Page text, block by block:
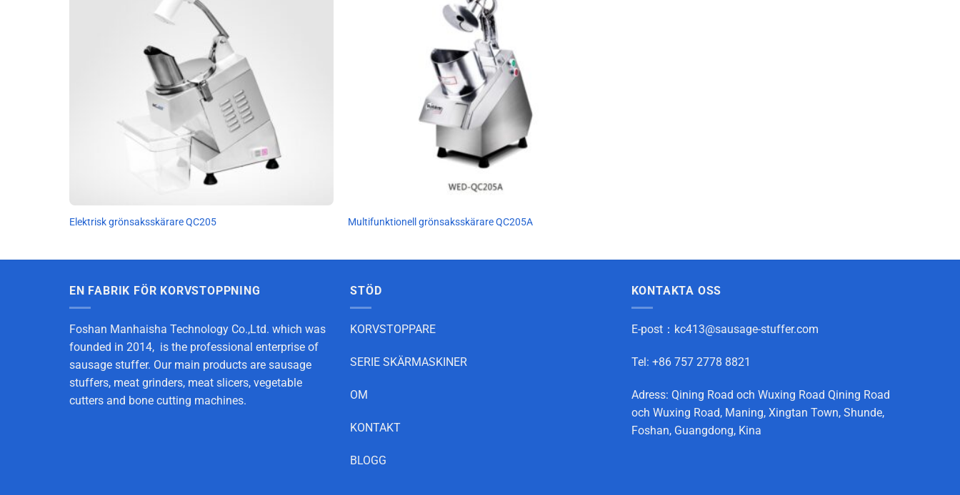
Elektrisk grönsaksskärare QC205 Multifunktionell grönsaksskärare QC205A
EN FABRIK FÖR KORVSTOPPNING
Foshan Manhaisha Technology Co.,Ltd. which was
founded in 2014, is the professional enterprise of
sausage stuffer. Our main products are sausage
stuffers, meat grinders, meat slicers, vegetable
cutters and bone cutting machines.
STÖD
KORVSTOPPARE
SERIE SKÄRMASKINER
OM
KONTAKT
BLOGG
KONTAKTA OSS
E-post： kc413@sausage-stuffer.com
Tel: +86 757 2778 8821
Adress: Qining Road och Wuxing Road Qining Road
och Wuxing Road, Maning, Xingtan Town, Shunde,
Foshan, Guangdong, Kina